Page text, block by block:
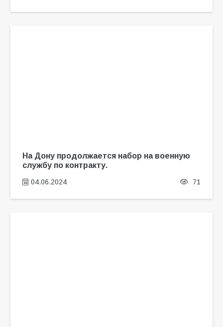
На Дону продолжается набор на военную
службу по контракту.
04.06.2024 71